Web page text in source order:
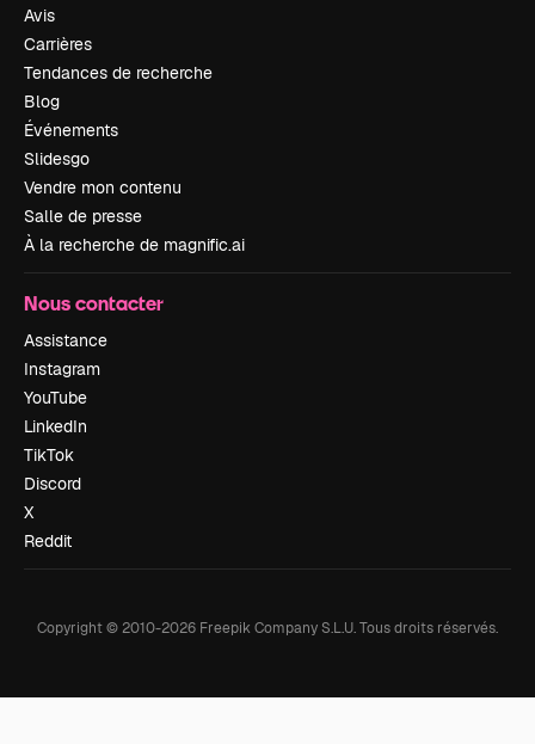
Avis
Carrières
Tendances de recherche
Blog
Événements
Slidesgo
Vendre mon contenu
Salle de presse
À la recherche de magnific.ai
Nous contacter
Assistance
Instagram
YouTube
LinkedIn
TikTok
Discord
X
Reddit
Copyright © 2010-2026 Freepik Company S.L.U.Tous droits réservés.